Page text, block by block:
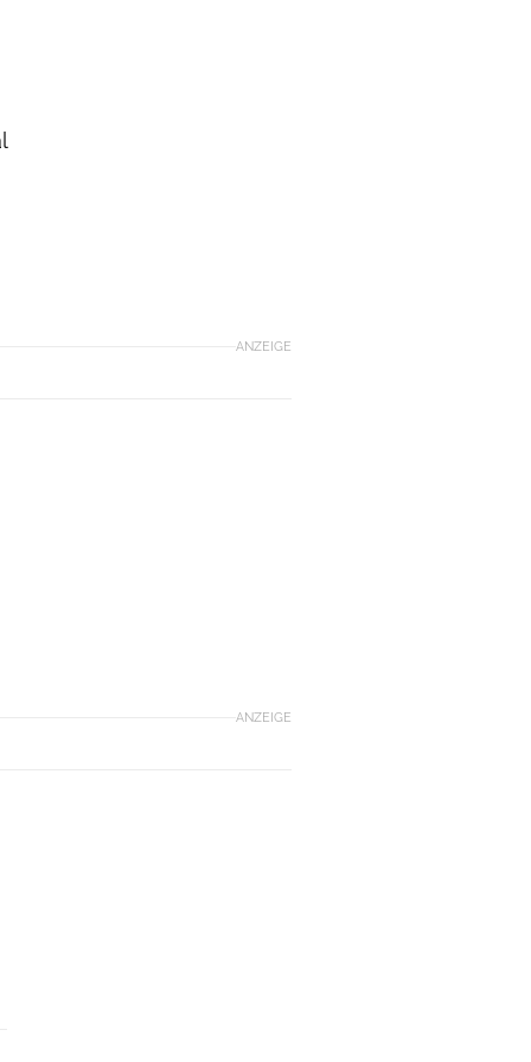
ANZEIGE
ANZEIGE